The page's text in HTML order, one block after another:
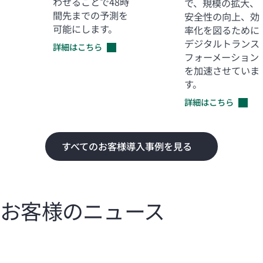
間先までの予測を
可能にします。
詳細はこちら
で、規模の拡大、
安全性の向上、効
率化を図るために
デジタルトランス
フォーメーション
を加速させていま
す。
詳細はこちら
すべてのお客様導入事例を見る
お客様のニュース